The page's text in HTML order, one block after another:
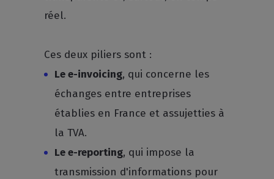
réel.
Ces deux piliers sont :
Le e-invoicing, qui concerne les
échanges entre entreprises
établies en France et assujetties à
la TVA.
Le e-reporting, qui impose la
transmission d'informations pour